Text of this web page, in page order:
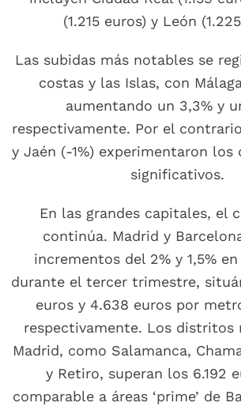
(1.215 euros) y León
Las subidas más notables se
costas y las Islas, con
aumentando un 3,3% y
respectivamente. Por el
y Jaén (-1%) experimentaron los
significativos.
En las grandes capitales, el
continúa. Madrid y
incrementos del 2% y 1,5%
durante el tercer trimestre,
euros y 4.638 euros por
respectivamente. Los distritos
Madrid, como Salamanca,
y Retiro, superan los 6.192
comparable a áreas ‘prime’ de